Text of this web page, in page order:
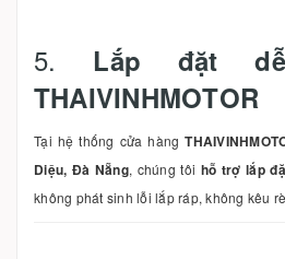
5. Lắp đặt
THAIVINHMOTOR
Tại hệ thống cửa hàng
Diệu, Đà Nẵng, chúng tôi hỗ trợ lắp
không phát sinh lỗi lắp ráp, không kêu